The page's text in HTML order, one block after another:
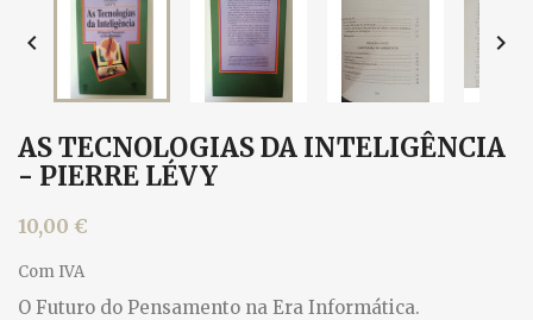
 
AS TECNOLOGIAS DA INTELIGÊNCIA
- PIERRE LÉVY
10,00 €
Com IVA
O Futuro do Pensamento na Era Informática.